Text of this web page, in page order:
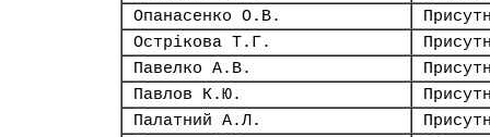
Опанасенко О.В.
Острікова Т.Г.
Павелко А.В.
Павлов К.Ю.
Палатний А.Л.